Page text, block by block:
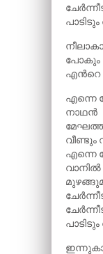
പോകും
എന്‍റെ
എന്നെ
നാഥൻ
വീണ്ടും
എന്നെ